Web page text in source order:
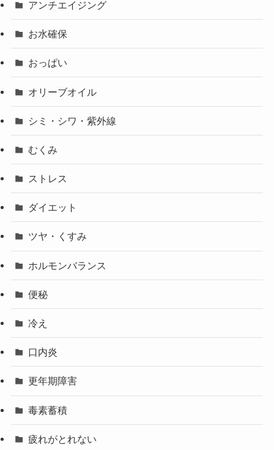
アンチエイジング
お水確保
おっぱい
オリーブオイル
シミ・シワ・紫外線
むくみ
ストレス
ダイエット
ツヤ・くすみ
ホルモンバランス
便秘
冷え
口内炎
更年期障害
毒素蓄積
疲れがとれない